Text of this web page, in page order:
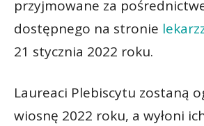
przyjmowane za
dostępnego na stronie
21 stycznia 2022 roku.
Laureaci Plebiscytu zostaną
wiosnę 2022 roku, a wyłoni